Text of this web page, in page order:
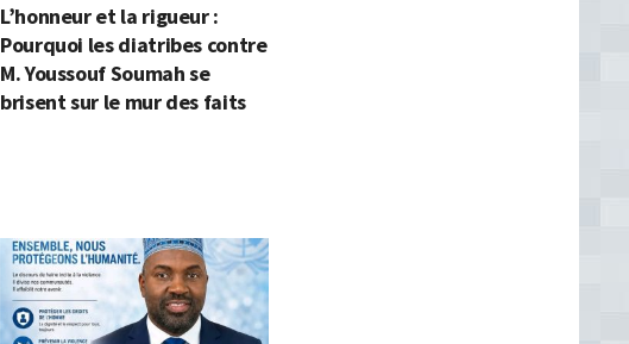
L’honneur et la rigueur :
Pourquoi les diatribes contre
M. Youssouf Soumah se
brisent sur le mur des faits